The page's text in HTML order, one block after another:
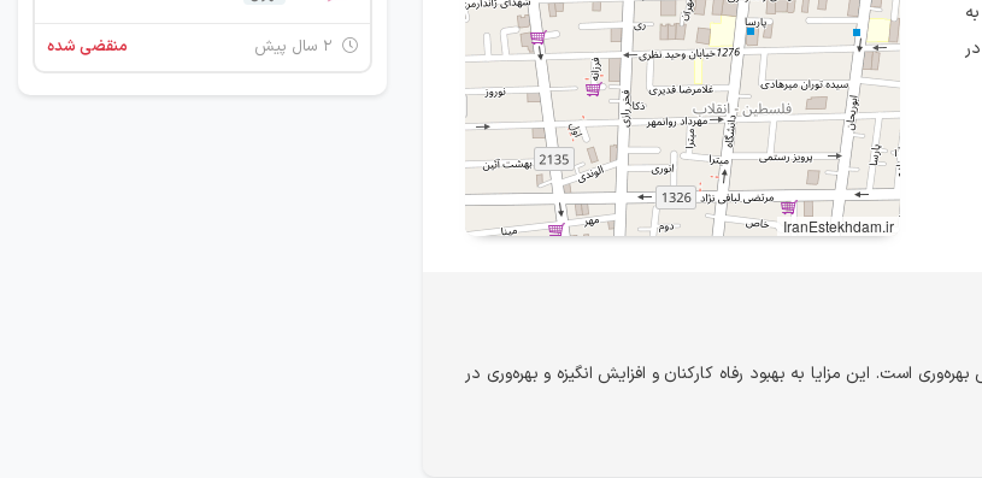
IranEstekhdam.ir
است. این مزایا به بهبود رفاه کارکنان و افزایش انگیزه و بهره‌وری در
منقضی شده